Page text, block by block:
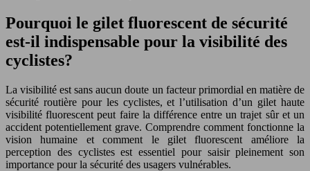
Pourquoi le gilet fluorescent de sécurité
est-il indispensable pour la visibilité des
cyclistes?
La visibilité est sans aucun doute un facteur primordial en matière de
sécurité routière pour les cyclistes, et l’utilisation d’un gilet haute
visibilité fluorescent peut faire la différence entre un trajet sûr et un
accident potentiellement grave. Comprendre comment fonctionne la
vision humaine et comment le gilet fluorescent améliore la
perception des cyclistes est essentiel pour saisir pleinement son
importance pour la sécurité des usagers vulnérables.